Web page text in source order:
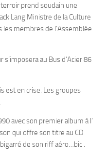
prend soudain une
Lang Ministre de la Culture
membres de l’Assemblée
au Bus d’Acier 86
est en crise. Les groupes
avec son premier album à l’
qui offre son titre au CD
de son riff aéro…bic .